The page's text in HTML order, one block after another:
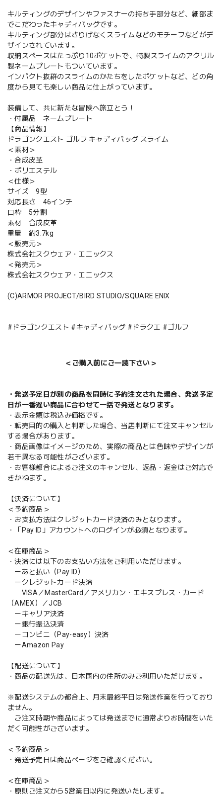
キルティングのデザインやファスナーの持ち手部分など、細部ま
でこだわったキャディバッグです。
キルティング部分はさりげなくスライムなどのモチーフなどがデ
ザインされています。
収納スペースはたっぷり10ポケットで、特製スライムのアクリル
製ネームプレートもついています。
インパクト抜群のスライムのかたちをしたポケットなど、どの角
度から見ても楽しい商品に仕上がっています。
装備して、共に新たな冒険へ旅立とう！
・付属品 ネームプレート
【商品情報】
ドラゴンクエスト ゴルフ キャディバッグ スライム
＜素材＞
・合成皮革
・ポリエステル
＜仕様＞
サイズ 9型
対応長さ 46インチ
口枠 5分割
素材 合成皮革
重量 約3.7kg
＜販売元＞
株式会社スクウェア・エニックス
＜発売元＞
株式会社スクウェア・エニックス
(C)ARMOR PROJECT/BIRD STUDIO/SQUARE ENIX
#ドラゴンクエスト #キャディバッグ #ドラクエ #ゴルフ
＜ご購入前にご一読下さい＞
・発送予定日が別の商品を同時に予約注文された場合、発送予定
日が一番遅い商品に合わせて一括で発送となります。
・表示金額は税込み価格です。
・転売目的の購入と判断した場合、当店判断にて注文キャンセル
する場合があります。
・商品画像はイメージのため、実際の商品とは色味やデザインが
若干異なる可能性がございます。
・お客様都合によるご注文のキャンセル、返品・返金はご対応で
きかねます。
【決済について】
＜予約商品＞
・お支払方法はクレジットカード決済のみとなります。
・「Pay ID」アカウントへのログインが必須となります。
＜在庫商品＞
・決済には以下のお支払い方法をご利用いただけます。
ーあと払い（Pay ID）
ークレジットカード決済
VISA／MasterCard／アメリカン・エキスプレス・カード
（AMEX）／JCB
ーキャリア決済
ー銀行振込決済
ーコンビニ（Pay-easy）決済
ーAmazon Pay
【配送について】
・商品の配送先は、日本国内の住所のみご利用いただけます。
※配送システムの都合上、月末最終平日は発送作業を行っており
ません。
ご注文時期や商品によっては発送までに通常よりお時間をいた
だく可能性がございます。
＜予約商品＞
・発送予定日は商品ページをご確認ください。
＜在庫商品＞
・原則ご注文から5営業日以内に発送いたします。